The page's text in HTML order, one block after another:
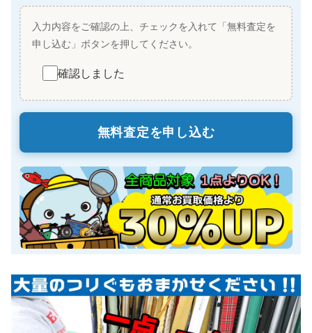
入力内容をご確認の上、チェックを入れて「無料査定を
申し込む」ボタンを押してください。
確認しました